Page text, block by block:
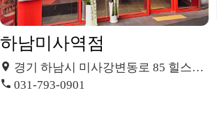
하남미사역점
경기 하남시 미사강변동로 85 힐스테이트 에코 미사
031-793-0901